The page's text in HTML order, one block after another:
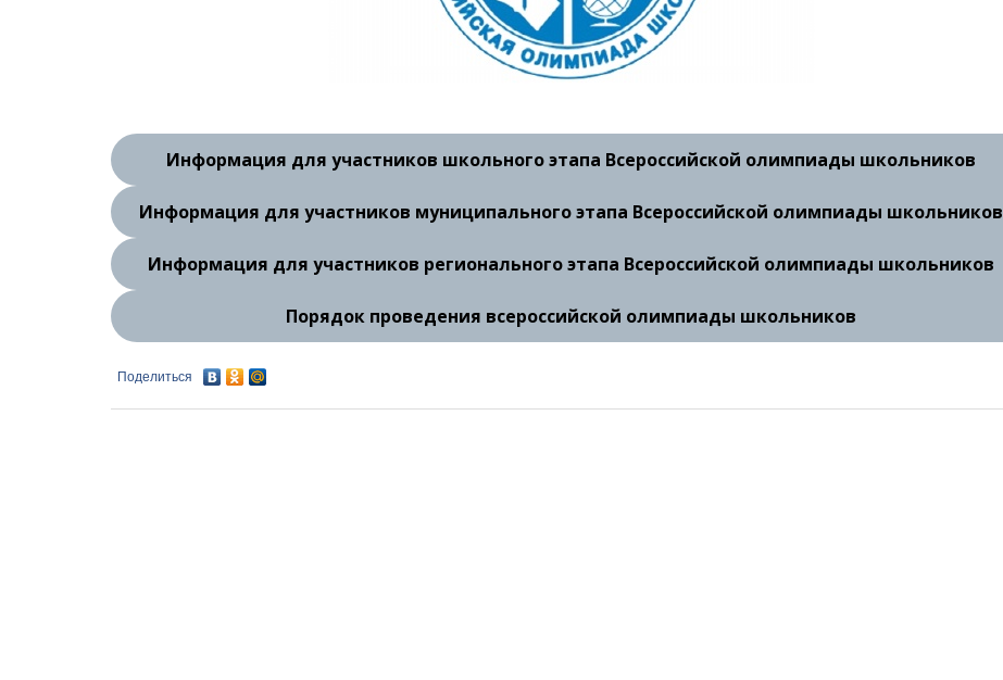
Информация для участников школьного этапа Всероссийской олимпиады школьников
Информация для участников муниципального этапа Всероссийской олимпиады школьников
Информация для участников регионального этапа Всероссийской олимпиады школьников
Порядок проведения всероссийской олимпиады школьников
Поделиться